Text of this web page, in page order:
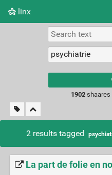
linx
Picture wall
1902 shaares
2 results tagged
La part de folie en